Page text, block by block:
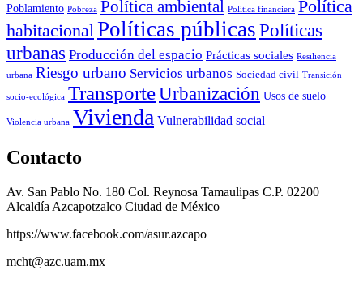
Poblamiento Pobreza Política ambiental Política financiera Política
habitacionalPolíticas públicasPolíticas
urbanas Producción del espacio Prácticas sociales Resiliencia
urbana Riesgo urbano Servicios urbanos Sociedad civil Transición
socio-ecológica TransporteUrbanización Usos de suelo
Violencia urbana Vivienda Vulnerabilidad social
Contacto
Av. San Pablo No. 180 Col. Reynosa Tamaulipas C.P. 02200
Alcaldía Azcapotzalco Ciudad de México
https://www.facebook.com/asur.azcapo
mcht@azc.uam.mx